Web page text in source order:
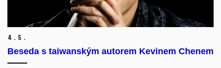
4. 5.
Beseda s taiwanským autorem Kevinem Chenem